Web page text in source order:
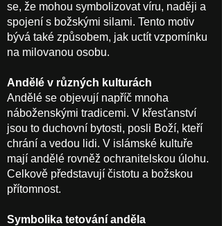
se, že mohou symbolizovat víru, naději a
spojení s božskými silami. Tento motiv
bývá také způsobem, jak uctít vzpomínku
na milovanou osobu.
Andělé v různých kulturách
Andělé se objevují napříč mnoha
náboženskými tradicemi. V křesťanství
jsou to duchovní bytosti, posli Boží, kteří
chrání a vedou lidi. V islámské kultuře
mají andělé rovněž ochranitelskou úlohu.
Celkově představují čistotu a božskou
přítomnost.
Symbolika tetování anděla